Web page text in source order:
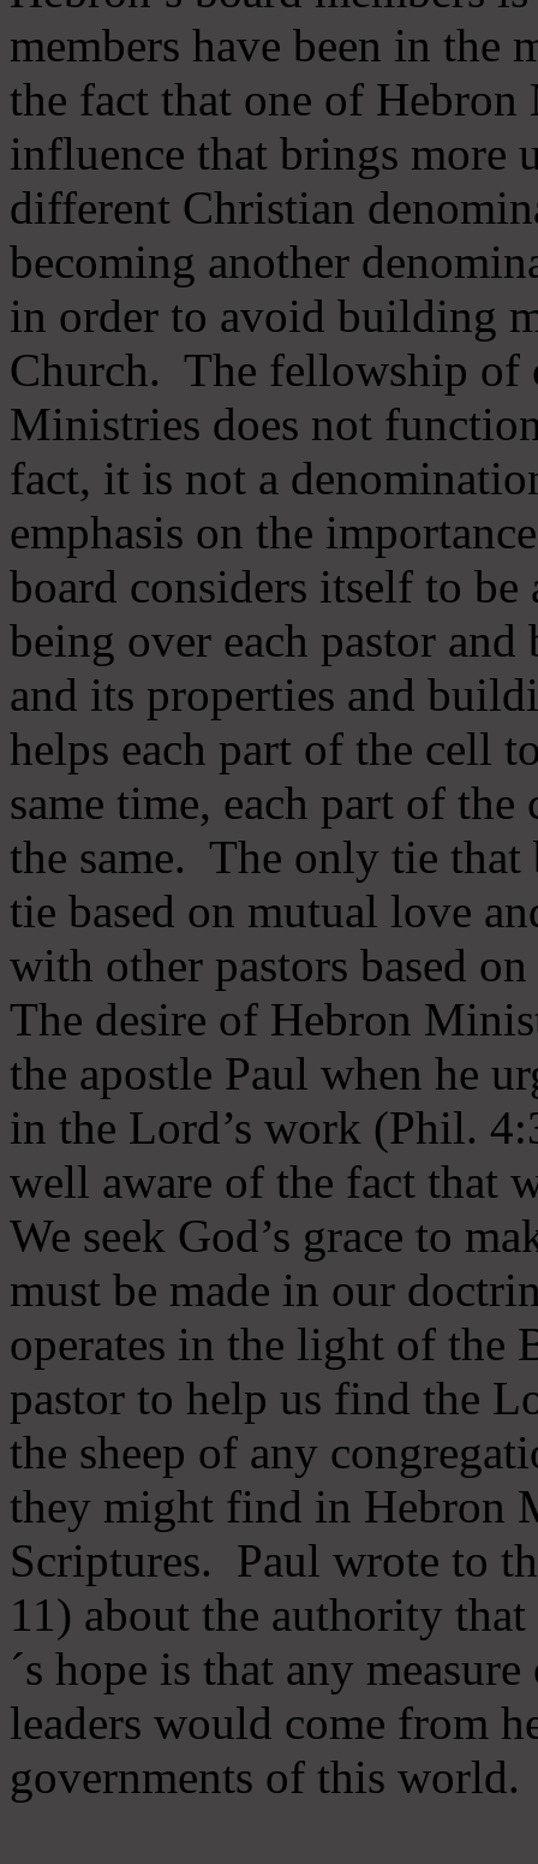
members have been in
the fact that one of
influence that brings more
different Christian
becoming another
in order to avoid building
Church. The fellowship of
Ministries does not
fact, it is not a
emphasis on the
board considers itself to be
being over each pastor
and its properties and
helps each part of the cell
same time, each part of
the same. The only tie that
tie based on mutual love
with other pastors based
The desire of Hebron
the apostle Paul when he
in the Lord’s work (Phil.
well aware of the fact that
We seek God’s grace to
must be made in our
operates in the light of the
pastor to help us find the
the sheep of any
they might find in Hebron
Scriptures. Paul wrote to
11) about the authority
´s hope is that any
leaders would come from
governments of this world.